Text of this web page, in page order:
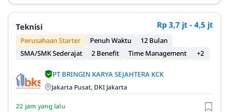
Teknisi Rp 3,7 jt - 4,5 jt
Perusahaan Starter Penuh Waktu
12 Bulan
SMA/SMK Sederajat
2 Benefit Time Management +2
PT BRINGIN KARYA SEJAHTERA KCK
Jakarta Pusat, DKI Jakarta
22 jam yang lalu